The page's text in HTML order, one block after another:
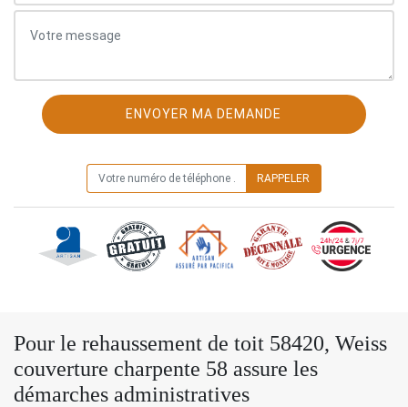
Pour le rehaussement de toit 58420, Weiss
couverture charpente 58 assure les
démarches administratives